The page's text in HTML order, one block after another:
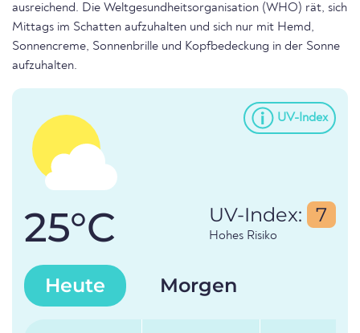
ausreichend. Die Weltgesundheitsorganisation (WHO) rät, sich
Mittags im Schatten aufzuhalten und sich nur mit Hemd,
Sonnencreme, Sonnenbrille und Kopfbedeckung in der Sonne
aufzuhalten.
UV-Index
25°C UV-Index: 7
Hohes Risiko
Heute Morgen